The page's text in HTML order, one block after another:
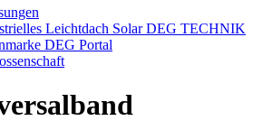
Leichtdach Solar DEG TECHNIK
DEG Portal